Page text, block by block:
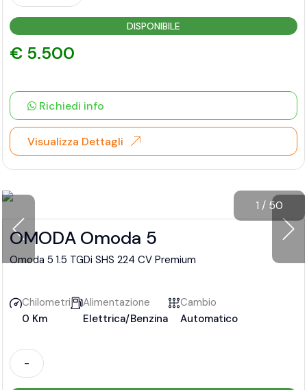
DISPONIBILE
€ 5.500
Richiedi info
Visualizza Dettagli
1 / 50
OMODA Omoda 5
Omoda 5 1.5 TGDi SHS 224 CV Premium
Chilometri
0 Km
Alimentazione
Elettrica/Benzina
Cambio
Automatico
-